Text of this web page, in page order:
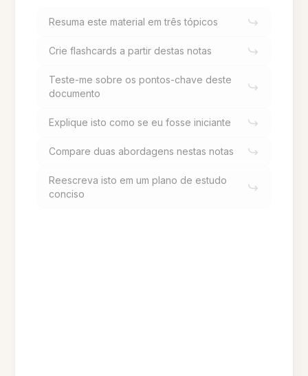
Resuma este material em três tópicos
Crie flashcards a partir destas notas
Teste-me sobre os pontos-chave deste
documento
Explique isto como se eu fosse iniciante
Compare duas abordagens nestas notas
Reescreva isto em um plano de estudo
conciso